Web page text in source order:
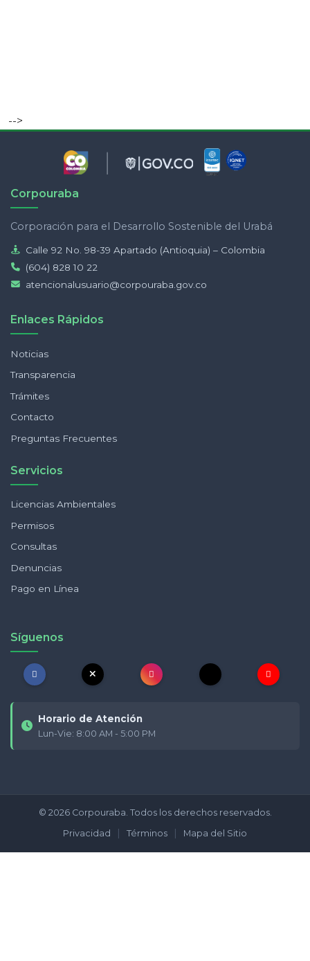
-->
Corpouraba
Corporación para el Desarrollo Sostenible del Urabá
Calle 92 No. 98-39 Apartado (Antioquia) – Colombia
(604) 828 10 22
atencionalusuario@corpouraba.gov.co
Enlaces Rápidos
Noticias
Transparencia
Trámites
Contacto
Preguntas Frecuentes
Servicios
Licencias Ambientales
Permisos
Consultas
Denuncias
Pago en Línea
Síguenos
Horario de Atención
Lun-Vie: 8:00 AM - 5:00 PM
© 2026 Corpouraba. Todos los derechos reservados.
Privacidad
| Términos | Mapa del Sitio